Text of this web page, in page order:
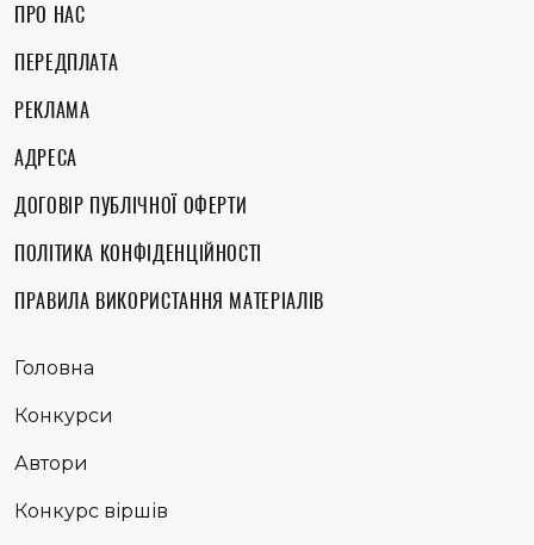
ПРО НАС
ПЕРЕДПЛАТА
РЕКЛАМА
АДРЕСА
ДОГОВІР ПУБЛІЧНОЇ ОФЕРТИ
ПОЛІТИКА КОНФІДЕНЦІЙНОСТІ
ПРАВИЛА ВИКОРИСТАННЯ МАТЕРІАЛІВ
Головна
Конкурси
Автори
Конкурс віршів